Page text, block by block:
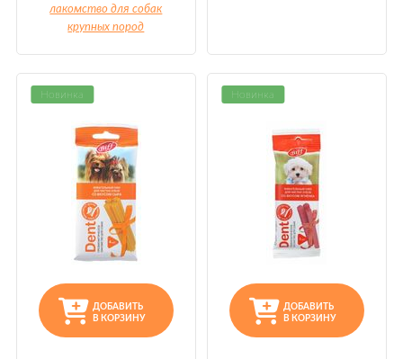
лакомство для собак
крупных пород
Новинка
ДОБАВИТЬ
В КОРЗИНУ
Новинка
ДОБАВИТЬ
В КОРЗИНУ